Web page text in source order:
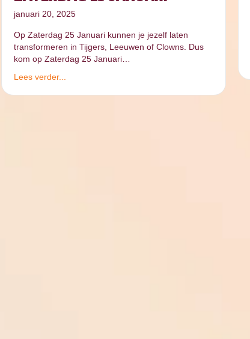
januari 20, 2025
Op Zaterdag 25 Januari kunnen je jezelf laten
transformeren in Tijgers, Leeuwen of Clowns. Dus
kom op Zaterdag 25 Januari…
Lees verder...